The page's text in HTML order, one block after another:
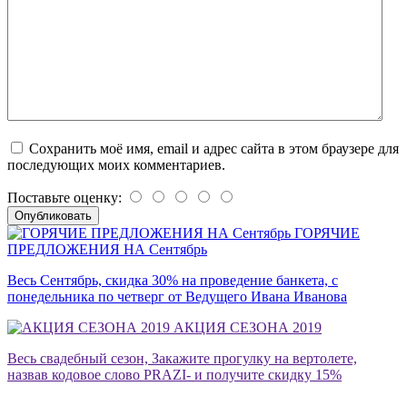
Сохранить моё имя, email и адрес сайта в этом браузере для
последующих моих комментариев.
Поставьте оценку:
ГОРЯЧИЕ
ПРЕДЛОЖЕНИЯ НА Сентябрь
Весь Сентябрь, скидка 30% на проведение банкета, с
понедельника по четверг от Ведущего Ивана Иванова
АКЦИЯ СЕЗОНА 2019
Весь свадебный сезон, Закажите прогулку на вертолете,
назвав кодовое слово PRAZI- и получите скидку 15%